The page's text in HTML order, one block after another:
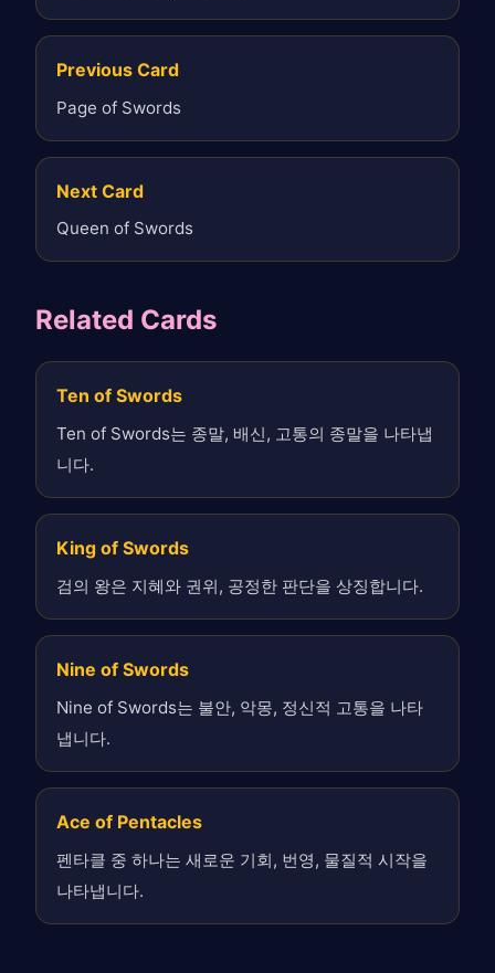
Previous Card
Page of Swords
Next Card
Queen of Swords
Related Cards
Ten of Swords
Ten of Swords는 종말, 배신, 고통의 종말을 나타냅
니다.
King of Swords
검의 왕은 지혜와 권위, 공정한 판단을 상징합니다.
Nine of Swords
Nine of Swords는 불안, 악몽, 정신적 고통을 나타
냅니다.
Ace of Pentacles
펜타클 중 하나는 새로운 기회, 번영, 물질적 시작을
나타냅니다.